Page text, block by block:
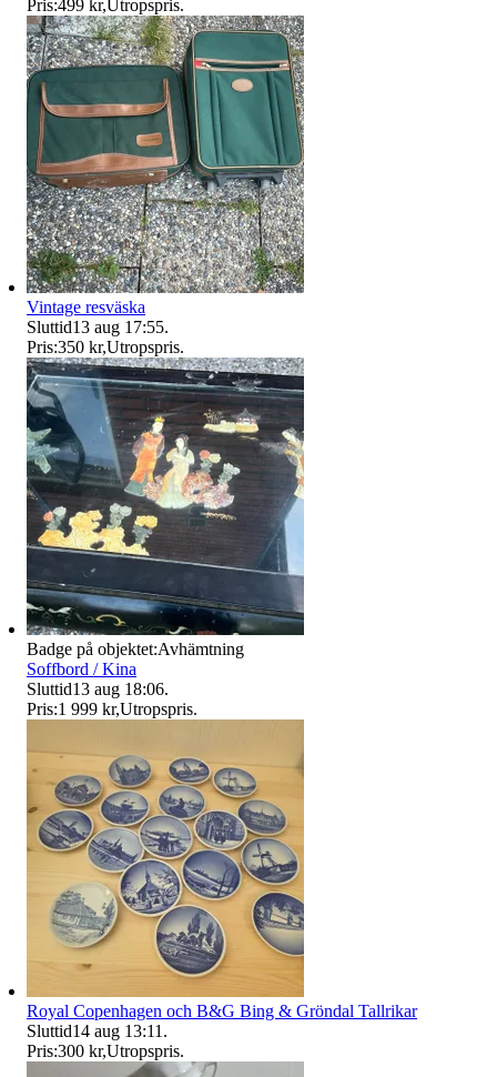
Pris:499 kr,Utropspris.
Vintage resväska
Sluttid13 aug 17:55.
Pris:350 kr,Utropspris.
Badge på objektet:Avhämtning
Soffbord / Kina
Sluttid13 aug 18:06.
Pris:1 999 kr,Utropspris.
Royal Copenhagen och B&G Bing & Gröndal Tallrikar
Sluttid14 aug 13:11 .
Pris:300 kr,Utropspris.